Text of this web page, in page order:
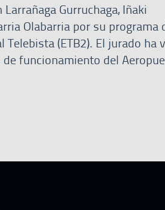
Gurruchaga, Iñaki
Olabarria por su programa
Telebista (ETB2). El jurado ha
funcionamiento del